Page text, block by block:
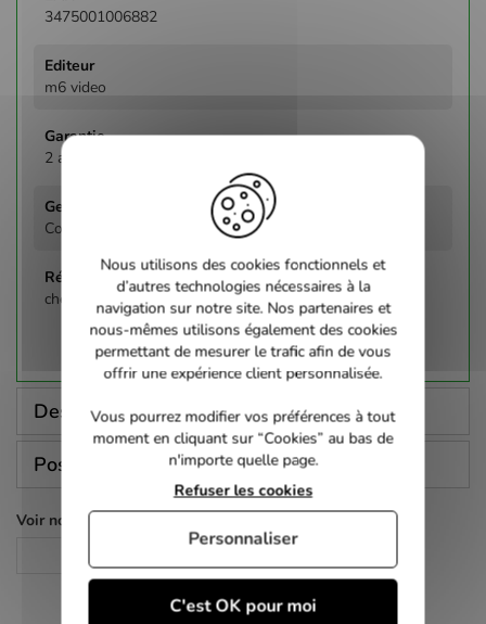
3475001006882
m6 video
2 ans
Comédie
chelsom, peter - Chelsom, Peter
Description
Poser une question
Voir nos autres pages :
Nous utilisons des cookies fonctionnels et
d’autres technologies nécessaires à la
navigation sur notre site. Nos partenaires et
nous-mêmes utilisons également des cookies
permettant de mesurer le trafic afin de vous
offrir une expérience client personnalisée.
Vous pourrez modifier vos préférences à tout
moment en cliquant sur “Cookies” au bas de
n'importe quelle page.
C'est OK pour moi
Refuser les cookies
Personnaliser